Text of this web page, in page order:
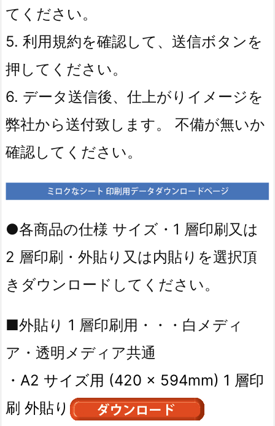
てください。
5. 利用規約を確認して、送信ボタンを
押してください。
6. データ送信後、仕上がりイメージを
弊社から送付致します。 不備が無いか
確認してください。
●各商品の仕様 サイズ・1 層印刷又は
2 層印刷・外貼り又は内貼りを選択頂
きダウンロードしてください。
■外貼り 1 層印刷用・・・白メディ
ア・透明メディア共通
・A2 サイズ用 (420 × 594mm) 1 層印
刷 外貼り